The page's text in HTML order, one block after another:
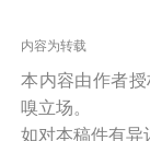
内容为转载
本内容由作者
嗅立场。
如对本稿件有异